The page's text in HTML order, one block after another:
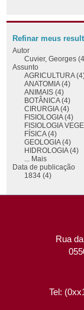
Refinar meus
Autor
Cuvier, Georges
Assunto
AGRICULTURA
ANATOMIA (4)
ANIMAIS (4)
BOTÂNICA (4)
CIRURGIA (4)
FISIOLOGIA (4)
FISIOLOGIA
FÍSICA (4)
GEOLOGIA (4)
HIDROLOGIA (4)
... Mais
Data de publicação
1834 (4)
Rua
Tel: